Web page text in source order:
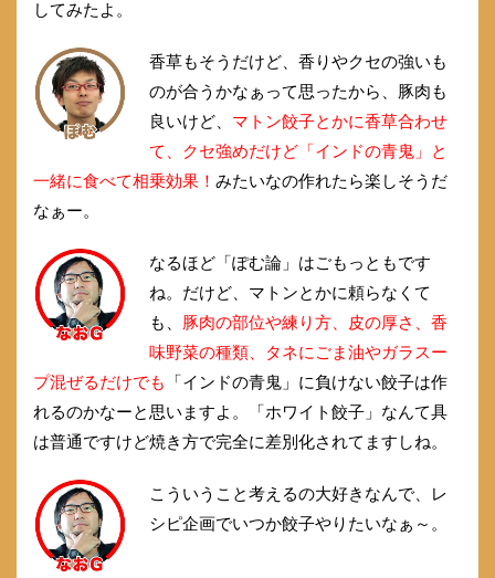
してみたよ。
香草もそうだけど、香りやクセの強いも
のが合うかなぁって思ったから、豚肉も
良いけど、 マトン餃子とかに香草合わせ
て、クセ強めだけど「インドの青鬼」と
一緒に食べて相乗効果！ みたいなの作れたら楽しそうだ
なぁー。
なるほど「ぽむ論」はごもっともです
ね。だけど、マトンとかに頼らなくて
も、 豚肉の部位や練り方、皮の厚さ、香
味野菜の種類、タネにごま油やガラスー
プ混ぜるだけでも
「インドの青鬼」に負けない餃子は作
れるのかなーと思いますよ。「ホワイト餃子」なんて具
は普通ですけど焼き方で完全に差別化されてますしね。
こういうこと考えるの大好きなんで、レ
シピ企画でいつか餃子やりたいなぁ～。